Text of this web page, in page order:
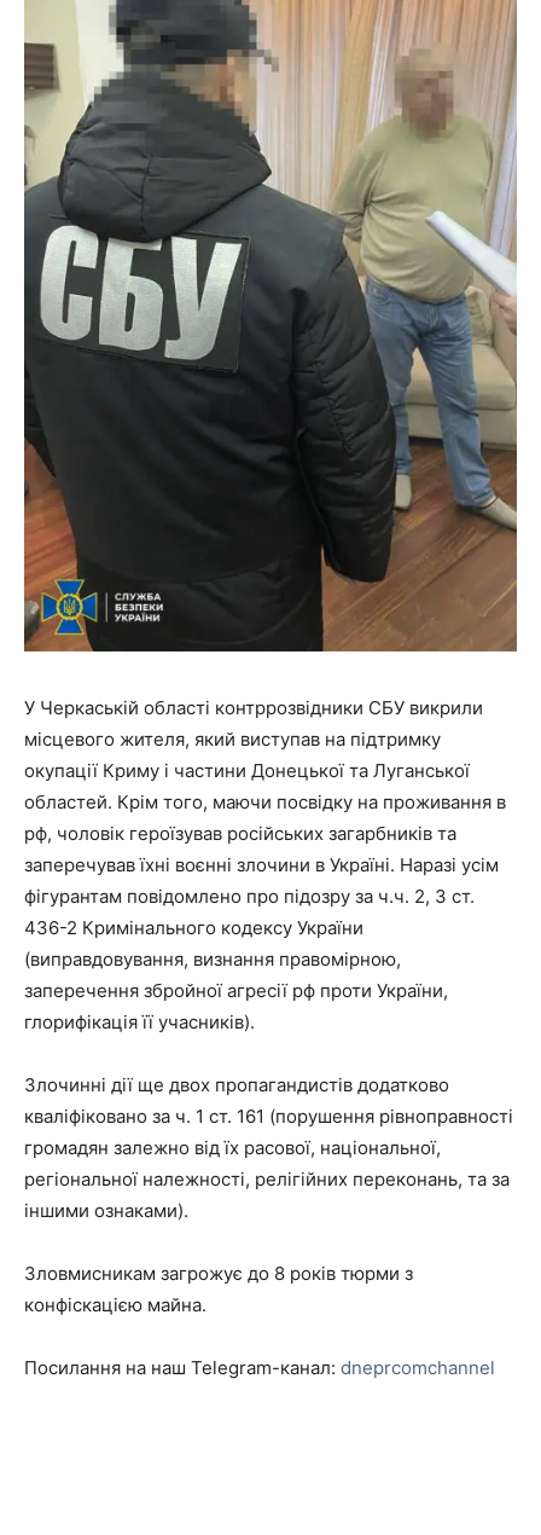
У Черкаській області контррозвідники СБУ викрили
місцевого жителя, який виступав на підтримку
окупації Криму і частини Донецької та Луганської
областей. Крім того, маючи посвідку на проживання в
рф, чоловік героїзував російських загарбників та
заперечував їхні воєнні злочини в Україні. Наразі усім
фігурантам повідомлено про підозру за ч.ч. 2, 3 ст.
436-2 Кримінального кодексу України
(виправдовування, визнання правомірною,
заперечення збройної агресії рф проти України,
глорифікація її учасників).
Злочинні дії ще двох пропагандистів додатково
кваліфіковано за ч. 1 ст. 161 (порушення рівноправності
громадян залежно від їх расової, національної,
регіональної належності, релігійних переконань, та за
іншими ознаками).
Зловмисникам загрожує до 8 років тюрми з
конфіскацією майна.
Посилання на наш Telegram-канал: dneprcomchannel